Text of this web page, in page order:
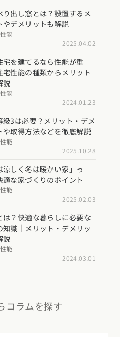
り出し窓とは？設置するメ
やデメリットも解説
能
2025.04.02
宅を建てるなら性能が重
宅性能の種類からメリット
説
能
2024.01.23
級3は必要？メリット・デメ
や取得方法などを徹底解説
能
2025.10.28
涼しく冬は暖かい家」っ
適な家づくりのポイント
能
2025.02.03
は？快適な暮らしに必要な
知識｜メリット・デメリッ
説
能
2024.03.01
コラムを探す